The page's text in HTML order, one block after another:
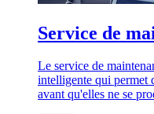
Service de
Le service de
intelligente qui permet
avant qu'elles ne se